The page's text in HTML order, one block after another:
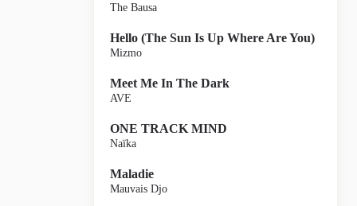
The Bausa
Hello (The Sun Is Up Where Are You)
Mizmo
Meet Me In The Dark
AVE
ONE TRACK MIND
Naïka
Maladie
Mauvais Djo